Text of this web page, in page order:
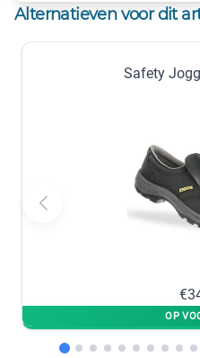
42
+
+
op voorraad
+
Alternatieven voor dit
Safety